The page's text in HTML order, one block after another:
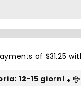
: 12-15 giorni +